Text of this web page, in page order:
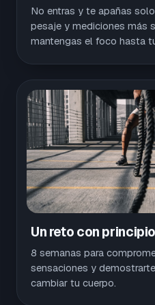
No entras y te apañas
pesaje y mediciones más
mantengas el foco hasta
Un reto con
8 semanas para
sensaciones y
cambiar tu cuerpo.